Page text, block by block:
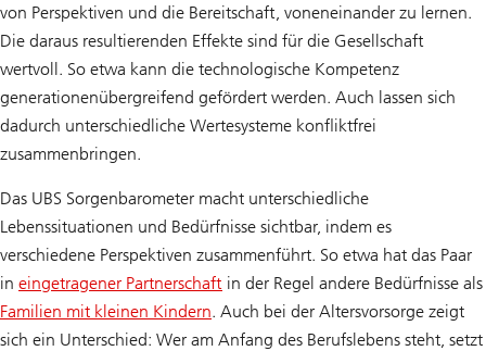
von Perspektiven und die Bereitschaft, voneneinander zu lernen.
Die daraus resultierenden Effekte sind für die Gesellschaft
wertvoll. So etwa kann die technologische Kompetenz
generationenübergreifend gefördert werden. Auch lassen sich
dadurch unterschiedliche Wertesysteme konfliktfrei
zusammenbringen.
Das UBS Sorgenbarometer macht unterschiedliche
Lebenssituationen und Bedürfnisse sichtbar, indem es
verschiedene Perspektiven zusammenführt. So etwa hat das Paar
in eingetragener Partnerschaft in der Regel andere Bedürfnisse als
Familien mit kleinen Kindern. Auch bei der Altersvorsorge zeigt
sich ein Unterschied: Wer am Anfang des Berufslebens steht, setzt